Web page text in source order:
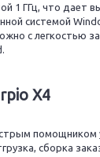
1 ГГц, что дает
системой
с легкостью
X4
помощником у
сборка